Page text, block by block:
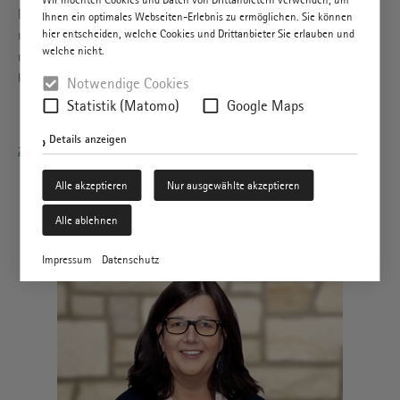
Ihnen ein optimales Webseiten-Erlebnis zu ermöglichen. Sie können
hier entscheiden, welche Cookies und Drittanbieter Sie erlauben und
welche nicht.
Notwendige Cookies
Statistik (Matomo)
Google Maps
Details anzeigen
Alle akzeptieren Nur ausgewählte akzeptieren
Alle ablehnen
Impressum Datenschutz
Bewältigung des Alltages immer schwieriger wird, kümmern wir
uns darum, das Nachlassen der Kräfte wieder auszugleichen. Wir
unterstützen Ihre Fähigkeiten, den Alltag wieder besser zu
bewältigen, und geben Ihnen dadurch Sicherheit.
zurück
Sprechen Sie uns an